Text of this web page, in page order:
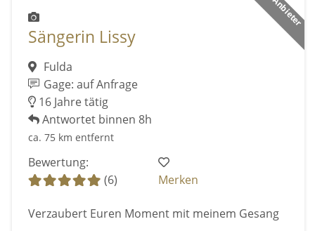
Sängerin Lissy
Fulda
Gage: auf Anfrage
16 Jahre tätig
Antwortet binnen 8h
ca. 75 km entfernt
Bewertung:
(6)
Merken
Verzaubert Euren Moment mit meinem Gesang